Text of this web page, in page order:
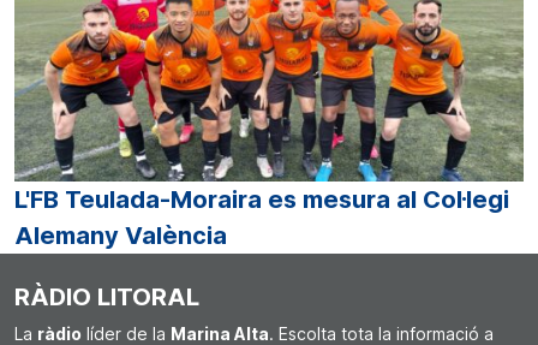
L'FB Teulada-Moraira es mesura al Col·legi
Alemany València
RÀDIO LITORAL
La ràdio líder de la Marina Alta. Escolta tota la informació a